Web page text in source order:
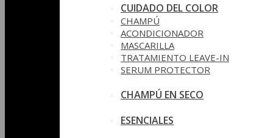
CUIDADO DEL COLOR
CHAMPÚ
ACONDICIONADOR
MASCARILLA
TRATAMIENTO LEAVE-IN
SERUM PROTECTOR
CHAMPÚ EN SECO
ESENCIALES